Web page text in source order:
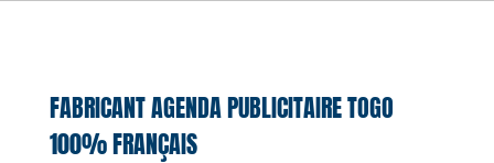
FABRICANT AGENDA PUBLICITAIRE TOGO
100% FRANÇAIS